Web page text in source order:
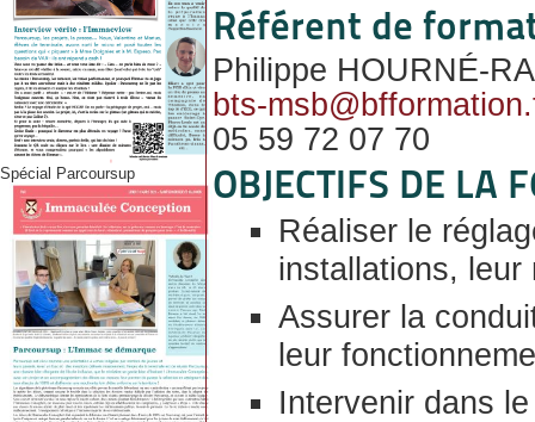
Spécial Parcoursup
Référent de
Philippe HOURNÉ-
bts-
05 59 72 07 70
OBJECTIFS DE LA
Réaliser le
installations, leur
Assurer la
leur
Intervenir dans